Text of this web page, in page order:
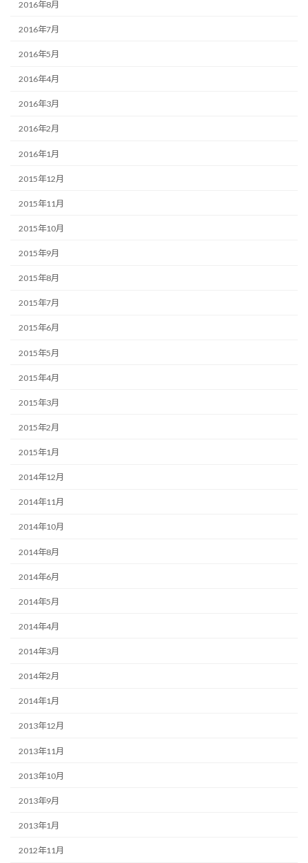
2016年8月
2016年7月
2016年5月
2016年4月
2016年3月
2016年2月
2016年1月
2015年12月
2015年11月
2015年10月
2015年9月
2015年8月
2015年7月
2015年6月
2015年5月
2015年4月
2015年3月
2015年2月
2015年1月
2014年12月
2014年11月
2014年10月
2014年8月
2014年6月
2014年5月
2014年4月
2014年3月
2014年2月
2014年1月
2013年12月
2013年11月
2013年10月
2013年9月
2013年1月
2012年11月